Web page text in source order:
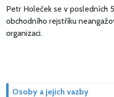
Petr Holeček se v posledních
obchodního rejstříku
organizaci.
Osoby a jejich vazby